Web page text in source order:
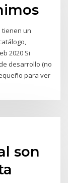
tienen un
2020 Si
desarrollo (no
para ver
son